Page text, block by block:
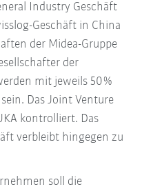
Industry Geschäft
Geschäft in China
der Midea-Gruppe
der
mit jeweils 50%
Das Joint Venture
kontrolliert. Das
verbleibt hingegen zu
soll die